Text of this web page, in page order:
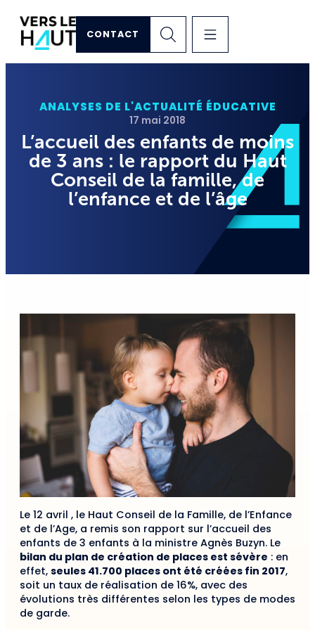
CONTACT
ANALYSES DE L'ACTUALITÉ ÉDUCATIVE
17 mai 2018
L’accueil des enfants de moins
de 3 ans : le rapport du Haut
Conseil de la famille, de
l’enfance et de l’âge
Le 12 avril , le Haut Conseil de la Famille, de l’Enfance
et de l’Age, a remis son rapport sur l’accueil des
enfants de 3 enfants à la ministre Agnès Buzyn. Le
bilan du plan de création de places est sévère : en
effet, seules 41.700 places ont été créées fin 2017,
soit un taux de réalisation de 16%, avec des
évolutions très différentes selon les types de modes
de garde.